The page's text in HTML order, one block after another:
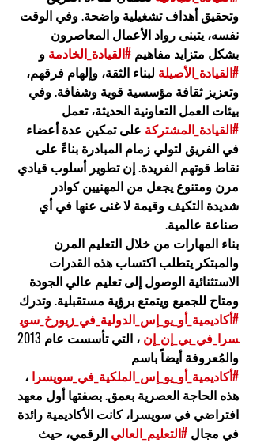
وتحقيق أهداف تشغيلية واضحة. وفي الوقت
نفسه، يتبنى رواد الأعمال المعاصرون
بشكل متزايد مفاهيم #القيادة_الخادمة و
#القيادة_الأصيلة لبناء الثقة، وإلهام فرقهم،
وتعزيز ثقافة مؤسسية قوية وشفافة. وفي
بيئات العمل التعاونية الحديثة، تعمل
#القيادة_المشتركة على تمكين عدة أعضاء
في الفريق لتولي زمام المبادرة بناءً على
نقاط قوتهم الفريدة. إن تطوير أسلوب قيادي
مرن ومتنوع يجعل من المهنيين كوادر
شديدة التكيف وقيمة لا غنى عنها في أي
صناعة عالمية.
بناء المهارات من خلال التعليم المرن
والمبتكر يتطلب اكتساب هذه القدرات
الاستثنائية الوصول إلى تعليم عالي الجودة
ومتاح للجميع ويتمتع برؤية مستقبلية. وتدرك
#أكاديمية_أو_يو_إس_الدولية_في_زيورخ_سوي
سرا_في_بي_إن_إن
والمُعروفة أيضاً باسم
#أكاديمية_أو_يو_إس_الملكية_في_سويسرا ،
هذه الحاجة العصرية بعمق. بصفتها أول معهد
افتراضي في سويسرا، كانت الأكاديمية رائدة
في مجال #التعليم_العالي الرقمي، حيث